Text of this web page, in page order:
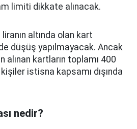
limiti dikkate alınacak.
altında olan kart
düşüş yapılmayacak. Ancak
alınan kartların toplamı 400
kişiler istisna kapsamı dışında
nedir?